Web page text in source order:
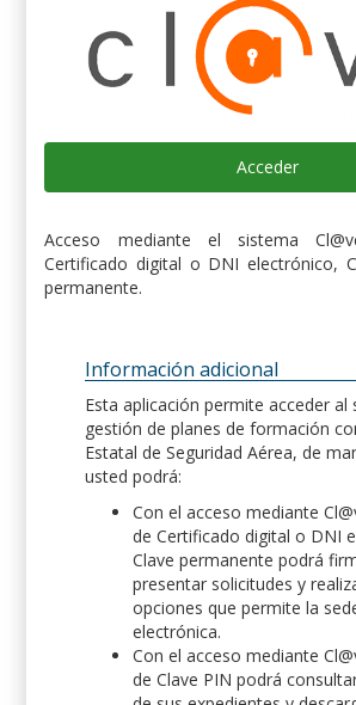
Acceder
Acceso mediante el sistema
Certificado digital o DNI electrónico,
permanente.
Información adicional
Esta aplicación permite acceder al
gestión de planes de formación
Estatal de Seguridad Aérea, de
usted podrá:
Con el acceso mediante
de Certificado digital o DNI
Clave permanente podrá
presentar solicitudes y
opciones que permite la
electrónica.
Con el acceso mediante
de Clave PIN podrá